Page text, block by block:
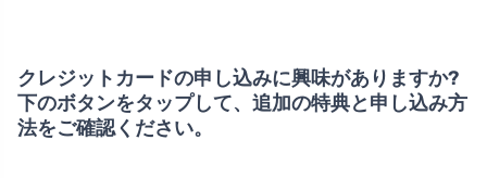
クレジットカードの申し込みに興味がありますか?
下のボタンをタップして、追加の特典と申し込み方
法をご確認ください。